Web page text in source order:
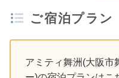
ご宿泊プラン
アミティ舞洲(大阪市